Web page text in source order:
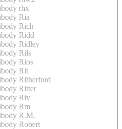
rhx
Ria
Rich
Ridd
Ridley
Rils
Rios
Rit
Ritherford
Ritter
Riv
Rm
R.M.
Robert